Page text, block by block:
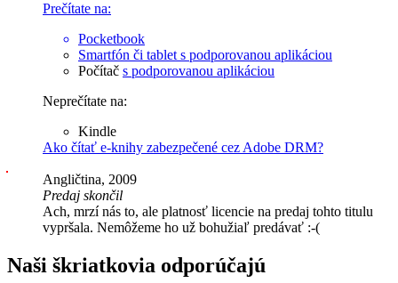
Prečítate na:
Pocketbook
Smartfón či tablet s podporovanou aplikáciou
Počítač s podporovanou aplikáciou
Neprečítate na:
Kindle
Ako čítať e-knihy zabezpečené cez Adobe DRM?
Angličtina, 2009
Predaj skončil
Ach, mrzí nás to, ale platnosť licencie na predaj tohto titulu
vypršala. Nemôžeme ho už bohužiaľ predávať :-(
Naši škriatkovia odporúčajú